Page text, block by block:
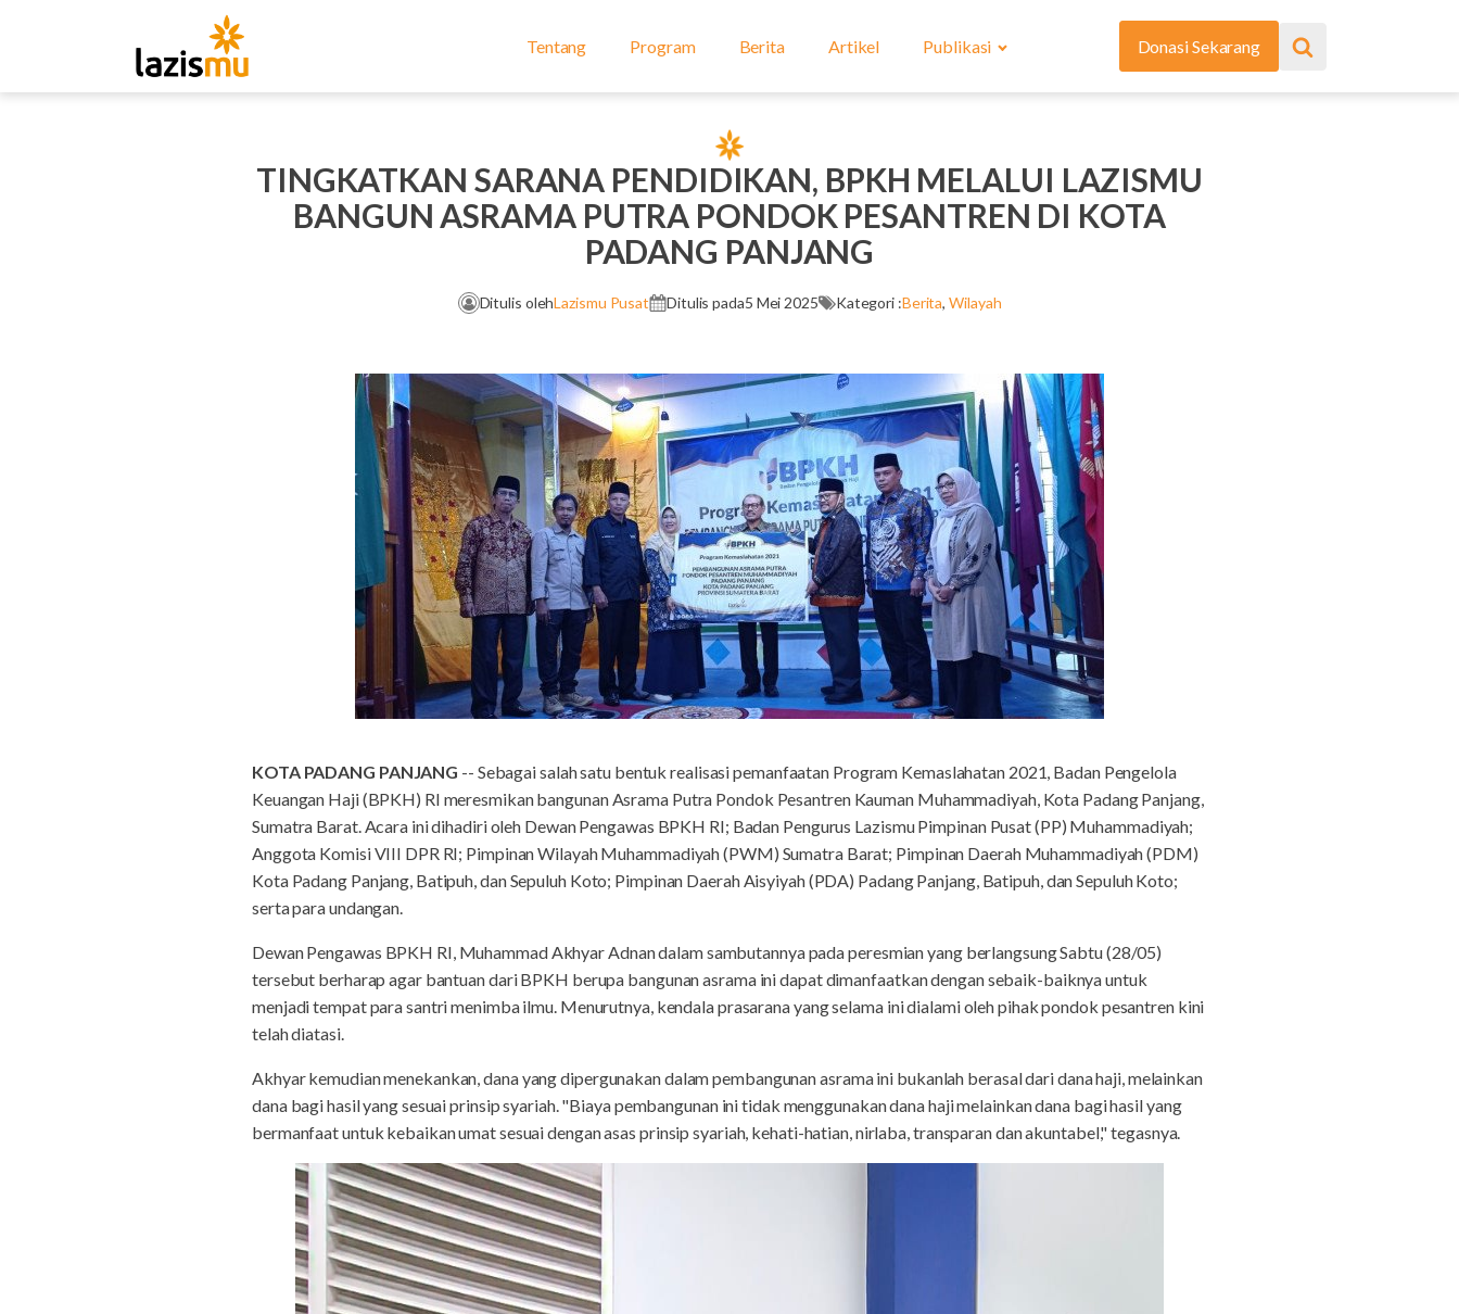
Tentang Program Berita Artikel Publikasi Donasi Sekarang
TINGKATKAN SARANA PENDIDIKAN, BPKH MELALUI LAZISMU
BANGUN ASRAMA PUTRA PONDOK PESANTREN DI KOTA
PADANG PANJANG
Ditulis olehLazismu Pusat Ditulis pada5 Mei 2025 Kategori :Berita,Wilayah
KOTA PADANG PANJANG -- Sebagai salah satu bentuk realisasi pemanfaatan Program Kemaslahatan 2021, Badan Pengelola
Keuangan Haji (BPKH) RI meresmikan bangunan Asrama Putra Pondok Pesantren Kauman Muhammadiyah, Kota Padang Panjang,
Sumatra Barat. Acara ini dihadiri oleh Dewan Pengawas BPKH RI; Badan Pengurus Lazismu Pimpinan Pusat (PP) Muhammadiyah;
Anggota Komisi VIII DPR RI; Pimpinan Wilayah Muhammadiyah (PWM) Sumatra Barat; Pimpinan Daerah Muhammadiyah (PDM)
Kota Padang Panjang, Batipuh, dan Sepuluh Koto; Pimpinan Daerah Aisyiyah (PDA) Padang Panjang, Batipuh, dan Sepuluh Koto;
serta para undangan.
Dewan Pengawas BPKH RI, Muhammad Akhyar Adnan dalam sambutannya pada peresmian yang berlangsung Sabtu (28/05)
tersebut berharap agar bantuan dari BPKH berupa bangunan asrama ini dapat dimanfaatkan dengan sebaik-baiknya untuk
menjadi tempat para santri menimba ilmu. Menurutnya, kendala prasarana yang selama ini dialami oleh pihak pondok pesantren kini
telah diatasi.
Akhyar kemudian menekankan, dana yang dipergunakan dalam pembangunan asrama ini bukanlah berasal dari dana haji, melainkan
dana bagi hasil yang sesuai prinsip syariah. "Biaya pembangunan ini tidak menggunakan dana haji melainkan dana bagi hasil yang
bermanfaat untuk kebaikan umat sesuai dengan asas prinsip syariah, kehati-hatian, nirlaba, transparan dan akuntabel," tegasnya.